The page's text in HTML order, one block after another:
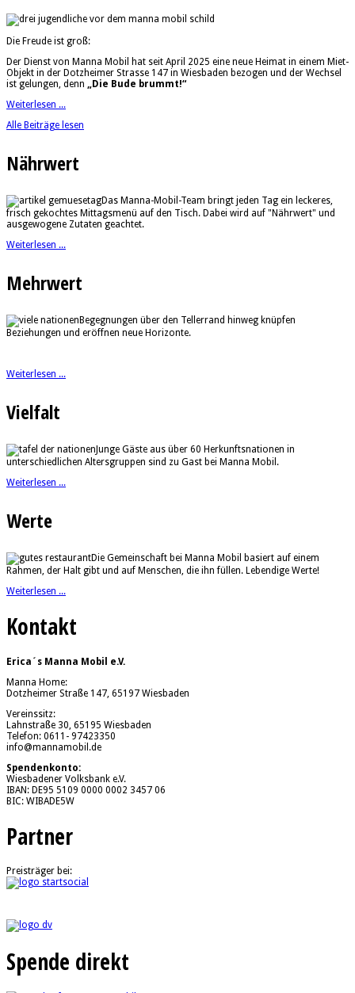
Die Freude ist groß:
Der Dienst von Manna Mobil hat seit April 2025 eine neue Heimat in einem Miet-
Objekt in der Dotzheimer Strasse 147 in Wiesbaden bezogen und der Wechsel
ist gelungen, denn „Die Bude brummt!“
Weiterlesen ...
Alle Beiträge lesen
Nährwert
Das Manna-Mobil-Team bringt jeden Tag ein leckeres,
frisch gekochtes Mittagsmenü auf den Tisch. Dabei wird auf "Nährwert" und
ausgewogene Zutaten geachtet.
Weiterlesen ...
Mehrwert
Begegnungen über den Tellerrand hinweg knüpfen
Beziehungen und eröffnen neue Horizonte.
Weiterlesen ...
Vielfalt
Junge Gäste aus über 60 Herkunftsnationen in
unterschiedlichen Altersgruppen sind zu Gast bei Manna Mobil.
Weiterlesen ...
Werte
Die Gemeinschaft bei Manna Mobil basiert auf einem
Rahmen, der Halt gibt und auf Menschen, die ihn füllen. Lebendige Werte!
Weiterlesen ...
Kontakt
Erica´s Manna Mobil e.V.
Manna Home:
Dotzheimer Straße 147, 65197 Wiesbaden
Vereinssitz:
Lahnstraße 30, 65195 Wiesbaden
Telefon: 0611- 97423350
info@mannamobil.de
Spendenkonto:
Wiesbadener Volksbank e.V.
IBAN: DE95 5109 0000 0002 3457 06
BIC: WIBADE5W
Partner
Preisträger bei:
Spende direkt